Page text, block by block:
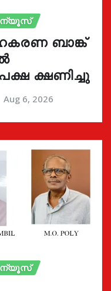
ന്യൂസ്
ബാങ്ക്
ക്ഷണിച്ചു
Aug 6, 2026
ന്യൂസ്